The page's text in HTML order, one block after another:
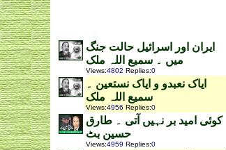
ایران اور اسرائیل حالت جنگ
میں ۔ سمیع اللہ ملک
Views:4802 Replies:0
ایاک نعبدو و ایاک نستعین ۔
سمیع اللہ ملک
Views:4956 Replies:0
کوئی امید بر نہیں آتی ۔ طارق
حسین بٹ
Views:4959 Replies:0